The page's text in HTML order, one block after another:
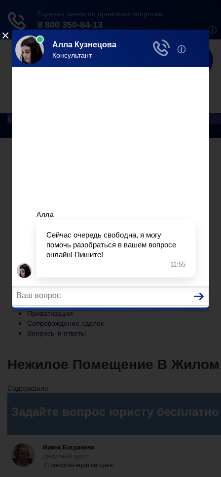
Юрист
Меню
Приватизация
Сопровождение сделок
Вопросы и ответы
Главная
Помощь юриста
Уголовный процесс
Приватизация
Сопровождение сделок
Вопросы и ответы
Нежилое Помещение В
Содержание